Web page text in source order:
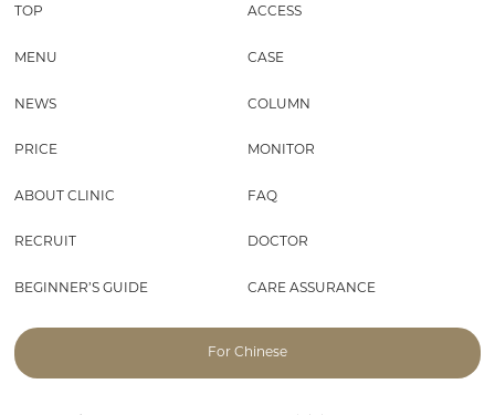
TOP ACCESS
MENU CASE
NEWS COLUMN
PRICE MONITOR
ABOUT CLINIC FAQ
RECRUIT DOCTOR
BEGINNER’S GUIDE CARE ASSURANCE
For Chinese